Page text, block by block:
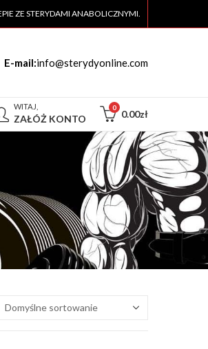
ZE STERYDAMI ANABOLICZNYMI.
E-mail:info@sterydyonline.com
WITAJ,
ZAŁÓŻ KONTO
0
0.00zł